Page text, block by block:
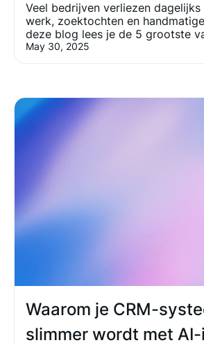
bedrijven, en hoe AI
Veel bedrijven verliezen
werk, zoektochten en
deze blog lees je de 5 grootste
AI ze oplost met slimme
May 30, 2025
Waarom je CRM-
slimmer wordt met